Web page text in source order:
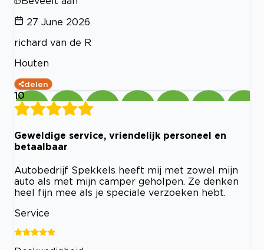
27 June 2026
richard van de R
Houten
delen
10
Geweldige service, vriendelijk personeel en
betaalbaar
Autobedrijf Spekkels heeft mij met zowel mijn
auto als met mijn camper geholpen. Ze denken
heel fijn mee als je speciale verzoeken hebt.
Service